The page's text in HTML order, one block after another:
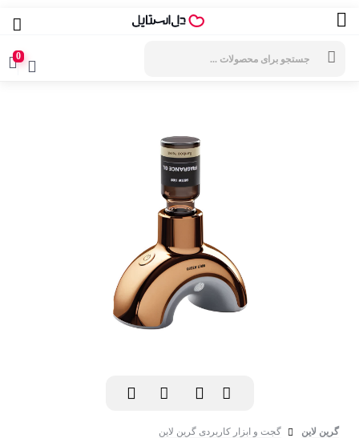
0
گرین لاین گجت و ابزار کاربردی گرین لاین